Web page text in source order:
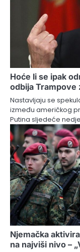
Hoće li se ipak
odbija Trampove
Nastavljaju se
između američkog
Putina sljedeće
Njemačka
na najviši nivo –